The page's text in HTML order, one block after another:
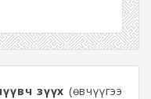
зүүх (өвчүүгээ